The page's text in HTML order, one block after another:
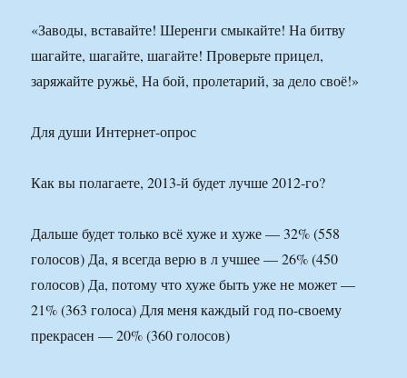
«Заводы, вставайте! Шеренги смыкайте! На битву
шагайте, шагайте, шагайте! Проверьте прицел,
заряжайте ружьё, На бой, пролетарий, за дело своё!»
Для души Интернет-опрос
Как вы полагаете, 2013-й будет лучше 2012-го?
Дальше будет только всё хуже и хуже — 32% (558
голосов) Да, я всегда верю в л учшее — 26% (450
голосов) Да, потому что хуже быть уже не может —
21% (363 голоса) Для меня каждый год по-своему
прекрасен — 20% (360 голосов)